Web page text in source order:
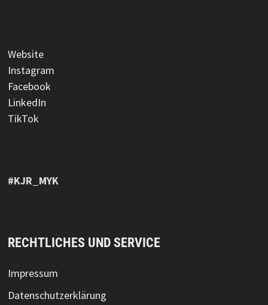
Website
Instagram
Facebook
LinkedIn
TikTok
#KJR_MYK
RECHTLICHES UND SERVICE
Impressum
Datenschutzerklärung